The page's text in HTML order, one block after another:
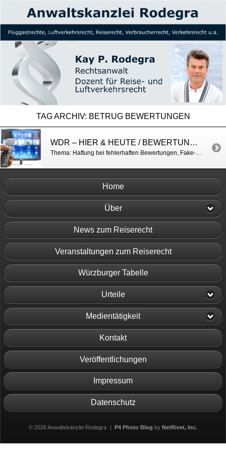
TAG ARCHIV: BETRUG BEWERTUNGEN
WDR – HIER & HEUTE / BEWERTUNGEN IM INTERNET
Thema: Haftung bei fehlerhaften Bewertungen, Fake-Bewertungen u.a. https://h7.cl/1kpgh
Home
Über
News zum Reiserecht
Veranstaltungen zum Reiserecht
Würzburger Tabelle
Urteile
Medientätigkeit
Kontakt
Veröffentlichungen
Impressum
Datenschutz
© 2026 Anwaltskanzlei Rodegra | P4 Photo Blog byNetRivet, Inc.